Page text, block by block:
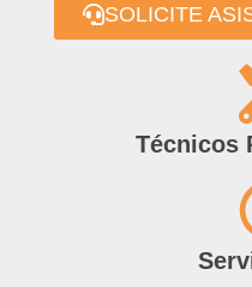
SOLICITE
Técnicos